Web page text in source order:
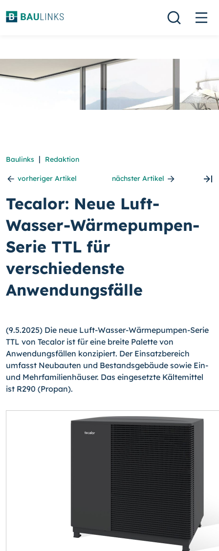
Baulinks | Redaktion
vorheriger Artikel nächster Artikel
Tecalor: Neue Luft-
Wasser-Wärmepumpen-
Serie TTL für
verschiedenste
Anwendungsfälle
(9.5.2025) Die neue Luft-Wasser-Wärmepumpen-Serie
TTL von Tecalor ist für eine breite Palette von
Anwendungsfällen konzipiert. Der Einsatzbereich
umfasst Neubauten und Bestandsgebäude sowie Ein-
und Mehrfamilienhäuser. Das eingesetzte Kältemittel
ist R290 (Propan).